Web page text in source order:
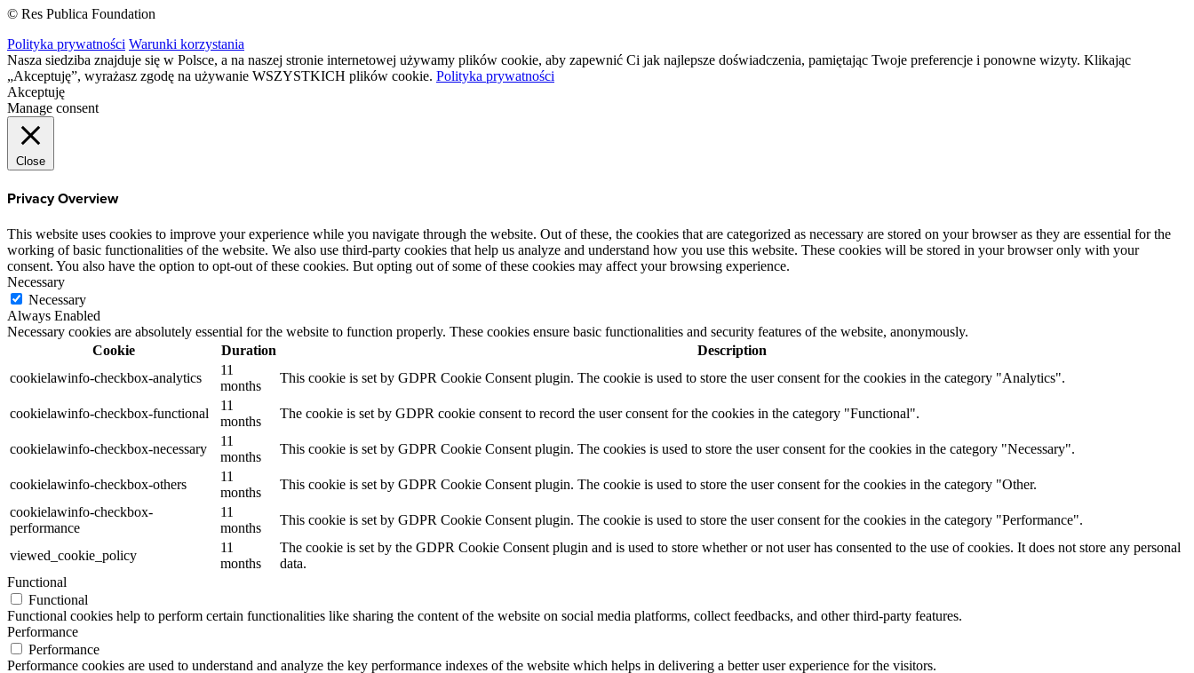
© Res Publica Foundation
Polityka prywatności Warunki korzystania
Nasza siedziba znajduje się w Polsce, a na naszej stronie internetowej używamy plików cookie, aby zapewnić Ci jak najlepsze doświadczenia, pamiętając Twoje preferencje i ponowne wizyty. Klikając
„Akceptuję”, wyrażasz zgodę na używanie WSZYSTKICH plików cookie. Polityka prywatności
Akceptuję
Manage consent
Close
Privacy Overview
This website uses cookies to improve your experience while you navigate through the website. Out of these, the cookies that are categorized as necessary are stored on your browser as they are essential for the
working of basic functionalities of the website. We also use third-party cookies that help us analyze and understand how you use this website. These cookies will be stored in your browser only with your
consent. You also have the option to opt-out of these cookies. But opting out of some of these cookies may affect your browsing experience.
Necessary
Necessary
Always Enabled
Necessary cookies are absolutely essential for the website to function properly. These cookies ensure basic functionalities and security features of the website, anonymously.
Cookie
Duration
Description
cookielawinfo-checkbox-analytics
11
months
This cookie is set by GDPR Cookie Consent plugin. The cookie is used to store the user consent for the cookies in the category "Analytics".
cookielawinfo-checkbox-functional
11
months
The cookie is set by GDPR cookie consent to record the user consent for the cookies in the category "Functional".
cookielawinfo-checkbox-necessary
11
months
This cookie is set by GDPR Cookie Consent plugin. The cookies is used to store the user consent for the cookies in the category "Necessary".
cookielawinfo-checkbox-others
11
months
This cookie is set by GDPR Cookie Consent plugin. The cookie is used to store the user consent for the cookies in the category "Other.
cookielawinfo-checkbox-
performance
11
months
This cookie is set by GDPR Cookie Consent plugin. The cookie is used to store the user consent for the cookies in the category "Performance".
viewed_cookie_policy
11
months
The cookie is set by the GDPR Cookie Consent plugin and is used to store whether or not user has consented to the use of cookies. It does not store any personal
data.
Functional
Functional
Functional cookies help to perform certain functionalities like sharing the content of the website on social media platforms, collect feedbacks, and other third-party features.
Performance
Performance
Performance cookies are used to understand and analyze the key performance indexes of the website which helps in delivering a better user experience for the visitors.